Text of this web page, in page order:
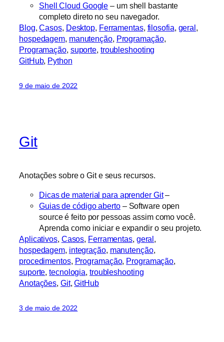
Shell Cloud Google – um shell bastante
completo direto no seu navegador.
Blog, Casos, Desktop, Ferramentas, filosofia, geral
hospedagem, manutenção, Programação
Programação, suporte, troubleshooting
GitHub, Python
9 de maio de 2022
Git
Anotações sobre o Git e seus recursos.
Dicas de material para aprender Git–
Guias de código aberto– Software open
source é feito por pessoas assim como você.
Aprenda como iniciar e expandir o seu projeto.
Aplicativos, Casos Ferramentas, geral
hospedagem integração, manutenção
procedimentos, Programação, Programação
suporte , tecnologia troubleshooting
Anotações Git, GitHub
3 de maio de 2022